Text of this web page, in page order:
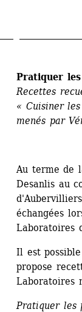
Pratiquer
Recettes
« Cuisiner
menés par
Au terme de
Desanlis au
échangées
Laboratoires
Il est
propose
Laboratoires
Pratiquer les